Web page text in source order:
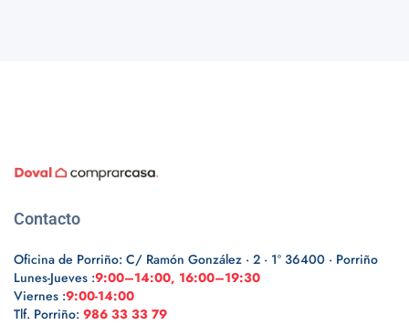
Contacto
Oficina de Porriño: C/ Ramón González · 2 · 1º 36400 · Porriño
Lunes-Jueves :9:00–14:00, 16:00–19:30
Viernes :9:00-14:00
Tlf. Porriño: 986 33 33 79